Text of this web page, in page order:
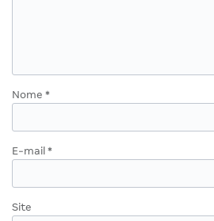
Nome *
E-mail *
Site